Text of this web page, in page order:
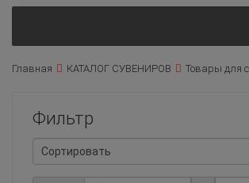
Главная КАТАЛОГ СУВЕНИРОВ Товары для
Фильтр